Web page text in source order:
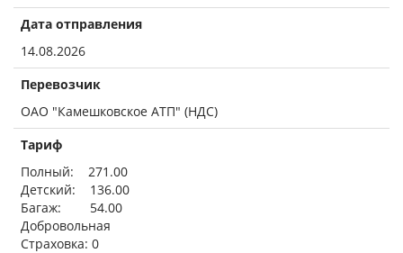
Дата отправления
14.08.2026
Перевозчик
ОАО "Камешковское АТП" (НДС)
Тариф
Полный: 271.00
Детский: 136.00
Багаж: 54.00
Добровольная
Страховка: 0